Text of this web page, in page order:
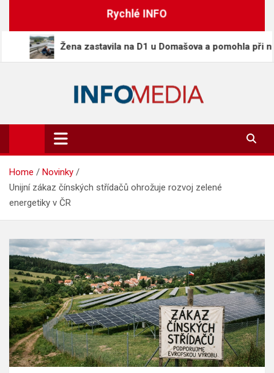
content
Rychlé INFO
Žena zastavila na D1 u Domašova a pomohla při nehodě,
Info-Media.cz
Zprávy, media a souvislosti dneška
Home
Novinky
Unijní zákaz čínských střídačů ohrožuje rozvoj zelené
energetiky v ČR